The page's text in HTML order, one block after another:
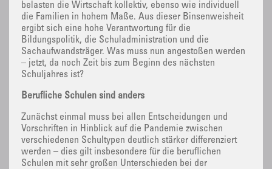
belasten die Wirtschaft kollektiv, ebenso wie individuell
die Familien in hohem Maße. Aus dieser Binsenweisheit
ergibt sich eine hohe Verantwortung für die
Bildungspolitik, die Schuladministration und die
Sachaufwandsträger. Was muss nun angestoßen werden
– jetzt, da noch Zeit bis zum Beginn des nächsten
Schuljahres ist?
Berufliche Schulen sind anders
Zunächst einmal muss bei allen Entscheidungen und
Vorschriften in Hinblick auf die Pandemie zwischen
verschiedenen Schultypen deutlich stärker differenziert
werden – dies gilt insbesondere für die beruflichen
Schulen mit sehr großen Unterschieden bei der